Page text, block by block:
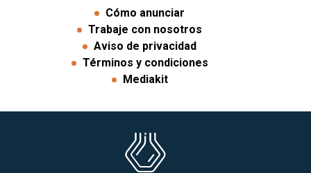
Cómo anunciar
Trabaje con nosotros
Aviso de privacidad
Términos y condiciones
Mediakit